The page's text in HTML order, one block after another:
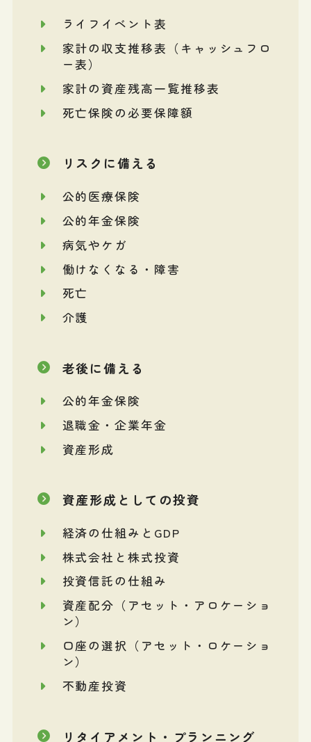
ライフイベント表
家計の収支推移表（キャッシュフロ
ー表）
家計の資産残高一覧推移表
死亡保険の必要保障額
リスクに備える
公的医療保険
公的年金保険
病気やケガ
働けなくなる・障害
死亡
介護
老後に備える
公的年金保険
退職金・企業年金
資産形成
資産形成としての投資
経済の仕組みとGDP
株式会社と株式投資
投資信託の仕組み
資産配分（アセット・アロケーショ
ン）
口座の選択（アセット・ロケーショ
ン）
不動産投資
リタイアメント・プランニング